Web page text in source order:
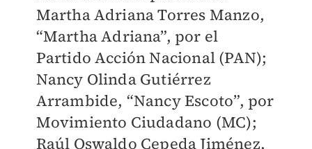
Martha Adriana Torres Manzo,
“Martha Adriana”, por el
Partido Acción Nacional (PAN);
Nancy Olinda Gutiérrez
Arrambide, “Nancy Escoto”, por
Movimiento Ciudadano (MC);
Raúl Oswaldo Cepeda Jiménez,